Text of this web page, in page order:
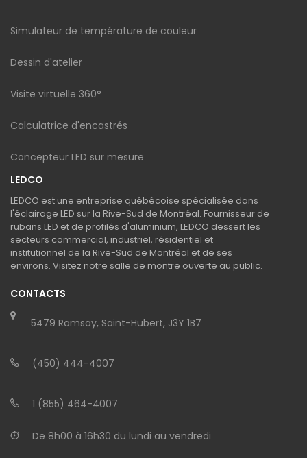
Simulateur de température de couleur
Dessin d'atelier
Visite virtuelle 360°
Calculatrice d'encastrés
Concepteur LED sur mesure
LEDCO
LEDCO est une entreprise québécoise spécialisée dans
l'éclairage LED sur la Rive-Sud de Montréal. Fournisseur de
rubans LED et de profilés d'aluminium, LEDCO dessert les
secteurs commercial, industriel, résidentiel et
institutionnel de la Rive-Sud de Montréal et de ses
environs. Visitez notre salle de montre ouverte au public.
CONTACTS
5479 Ramsay, Saint-Hubert, J3Y 1B7
(450) 444-4007
1 (855) 464-4007
De 8h00 à 16h30 du lundi au vendredi